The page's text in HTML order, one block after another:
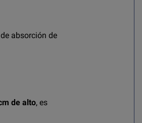
absorción de
de alto, es